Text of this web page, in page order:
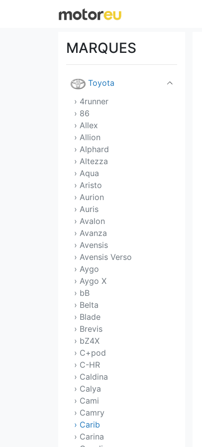
MARQUES
Tata
Toyota
› 4runner
› 86
› Allex
› Allion
› Alphard
› Altezza
› Aqua
› Aristo
› Aurion
› Auris
› Avalon
› Avanza
› Avensis
› Avensis Verso
› Aygo
› Aygo X
› bB
› Belta
› Blade
› Brevis
› bZ4X
› C+pod
› C-HR
› Caldina
› Calya
› Cami
› Camry
› Carib
› Carina